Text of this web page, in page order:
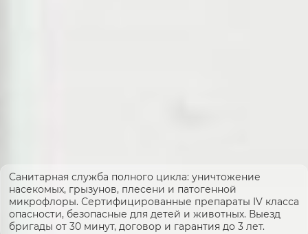
Санитарная служба полного цикла: уничтожение
насекомых, грызунов, плесени и патогенной
микрофлоры. Сертифицированные препараты IV класса
опасности, безопасные для детей и животных. Выезд
бригады от 30 минут, договор и гарантия до 3 лет.